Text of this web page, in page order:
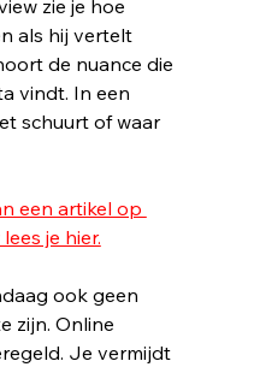
zie je hoe
als hij vertelt
de nuance die
vindt. In een
schuurt of waar
een artikel op
je hier.
ook geen
zijn. Online
Je vermijdt